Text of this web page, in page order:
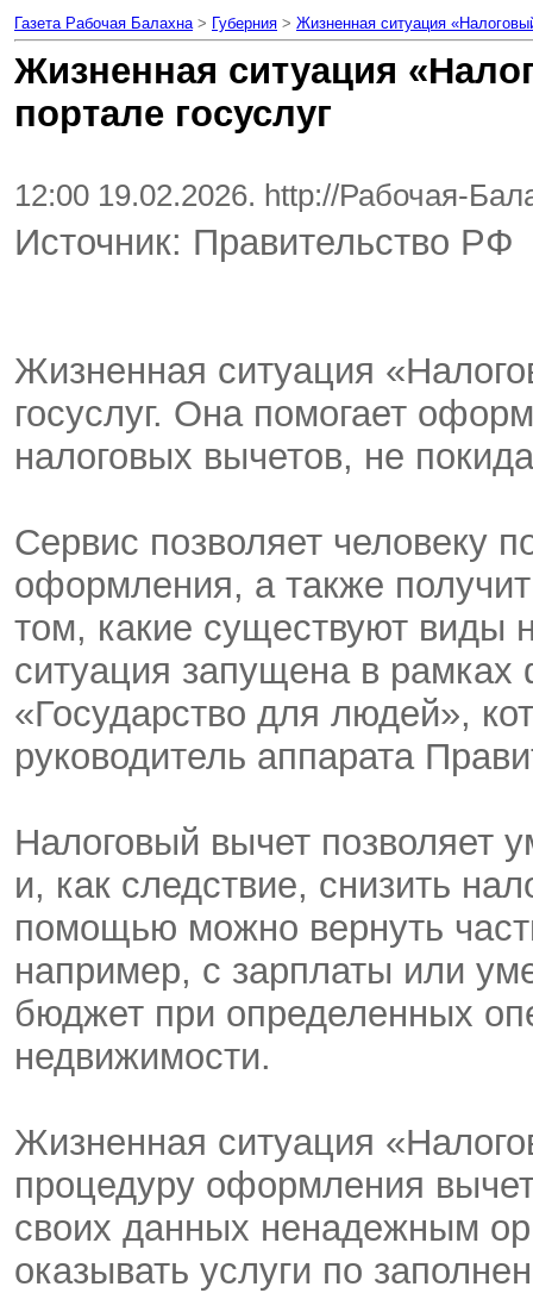
Газета Рабочая Балахна> Губерния > Жизненная ситуация
Жизненная ситуация
портале госуслуг
12:00 19.02.2026. http://Рабочая-
Источник: Правительство РФ
Жизненная ситуация
госуслуг. Она помогает
налоговых вычетов, не
Сервис позволяет человеку
оформления, а также
том, какие существуют виды
ситуация запущена в рамках
«Государство для людей»,
руководитель аппарата
Налоговый вычет позволяет
и, как следствие, снизить
помощью можно вернуть
например, с зарплаты или
бюджет при определенных
недвижимости.
Жизненная ситуация
процедуру оформления
своих данных ненадежным
оказывать услуги по